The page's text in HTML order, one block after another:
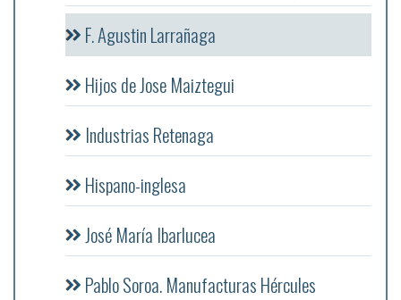
F. Agustin Larrañaga
Hijos de Jose Maiztegui
Industrias Retenaga
Hispano-inglesa
José María Ibarlucea
Pablo Soroa. Manufacturas Hércules